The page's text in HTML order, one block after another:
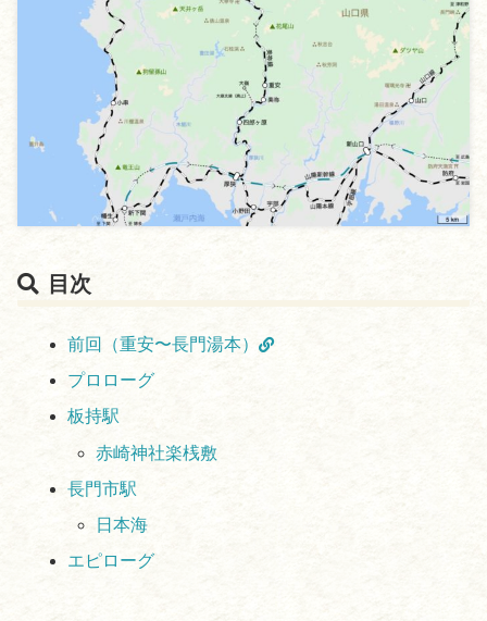
目次
前回（重安〜長門湯本）
プロローグ
板持駅
赤崎神社楽桟敷
長門市駅
日本海
エピローグ